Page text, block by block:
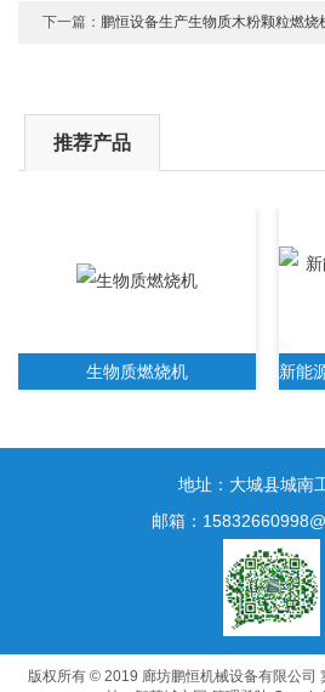
下一篇： 鹏恒设备生产生物质木粉颗粒燃烧
推荐产品
生物质燃烧机
新一代生物质木屑颗粒燃烧机无需人工操作
地址：大城县城南
邮箱：
版权所有 © 2019 廊坊鹏恒机械设备有限公司